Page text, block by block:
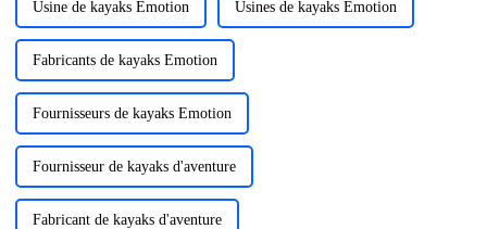
Usine de kayaks Emotion Usines de kayaks Emotion
Fabricants de kayaks Emotion
Fournisseurs de kayaks Emotion
Fournisseur de kayaks d'aventure
Fabricant de kayaks d'aventure